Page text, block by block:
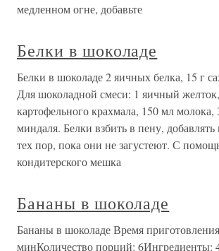
медленном огне, добавьте
Белки в шоколаде
Белки в шоколаде 2 яичных белка, 15 г
Для шоколадной смеси: 1 яичный желток,
картофельного крахмала, 150 мл молока,
миндаля. Белки взбить в пену, добавлять
тех пор, пока они не загустеют. С
кондитерского мешка
Бананы в шоколаде
Бананы в шоколаде Время
минКоличество порций: 6Ингредиенты: